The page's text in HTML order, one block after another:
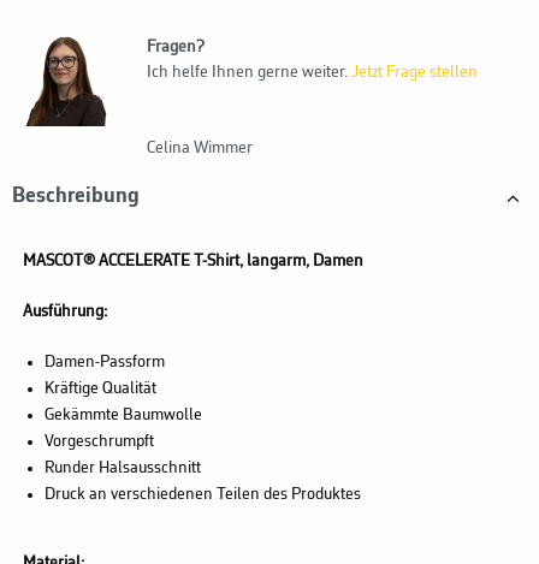
Fragen?
Ich helfe Ihnen gerne weiter. Jetzt Frage stellen
Celina Wimmer
Beschreibung
MASCOT® ACCELERATE T-Shirt, langarm, Damen
Ausführung:
Damen-Passform
Kräftige Qualität
Gekämmte Baumwolle
Vorgeschrumpft
Runder Halsausschnitt
Druck an verschiedenen Teilen des Produktes